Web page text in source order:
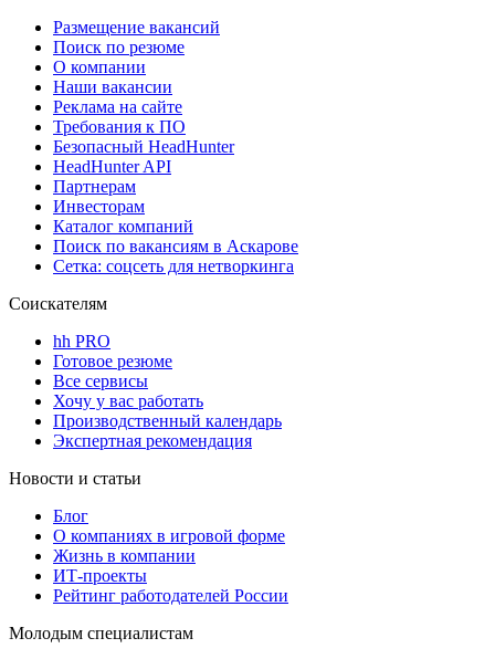
Размещение вакансий
Поиск по резюме
О компании
Наши вакансии
Реклама на сайте
Требования к ПО
Безопасный HeadHunter
HeadHunter API
Партнерам
Инвесторам
Каталог компаний
Поиск по вакансиям в Аскарове
Сетка: соцсеть для нетворкинга
Соискателям
hh PRO
Готовое резюме
Все сервисы
Хочу у вас работать
Производственный календарь
Экспертная рекомендация
Новости и статьи
Блог
О компаниях в игровой форме
Жизнь в компании
ИТ-проекты
Рейтинг работодателей России
Молодым специалистам